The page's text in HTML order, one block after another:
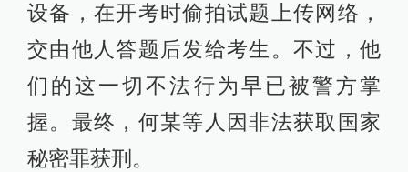
设备，在开考时偷拍试题上传网络，
交由他人答题后发给考生。不过，他
们的这一切不法行为早已被警方掌
握。最终，何某等人因非法获取国家
秘密罪获刑。